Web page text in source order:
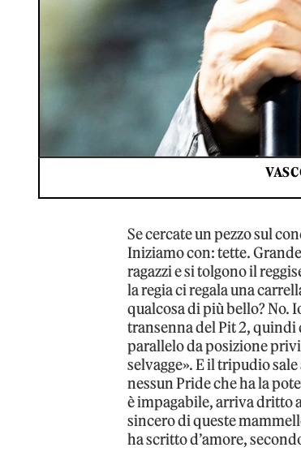
Se cercate un pezzo sul
Iniziamo con: tette.
ragazzi e si tolgono il
la regia ci regala una
qualcosa di più bello? No.
transenna del Pit 2, quindi
parallelo da posizione
selvagge». E il tripudio
nessun Pride che ha la
è impagabile, arriva dritto
sincero di queste
ha scritto d’amore,